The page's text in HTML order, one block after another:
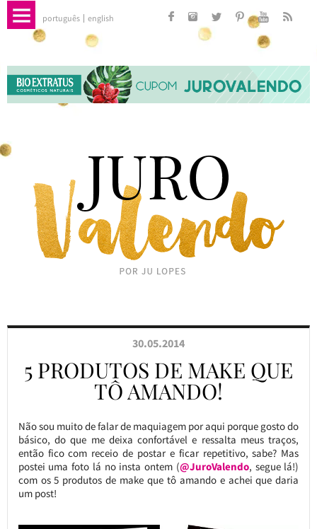
português english
30.05.2014
5 PRODUTOS DE MAKE QUE
TÔ AMANDO!
Não sou muito de falar de maquiagem por aqui porque gosto do
básico, do que me deixa confortável e ressalta meus traços,
então fico com receio de postar e ficar repetitivo, sabe? Mas
postei uma foto lá no insta ontem (@JuroValendo, segue lá!)
com os 5 produtos de make que tô amando e achei que daria
um post!